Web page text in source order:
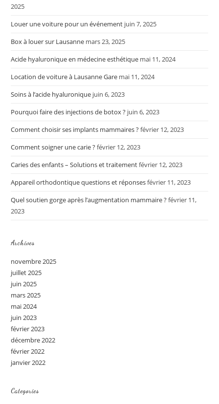
2025
Louer une voiture pour un événement juin 7, 2025
Box à louer sur Lausanne mars 23, 2025
Acide hyaluronique en médecine esthétique mai 11, 2024
Location de voiture à Lausanne Gare mai 11, 2024
Soins à l’acide hyaluronique juin 6, 2023
Pourquoi faire des injections de botox ? juin 6, 2023
Comment choisir ses implants mammaires ?février 12, 2023
Comment soigner une carie ?février 12, 2023
Caries des enfants – Solutions et traitementfévrier 12, 2023
Appareil orthodontique questions et réponsesfévrier 11, 2023
Quel soutien gorge après l’augmentation mammaire ?février 11,
2023
Archives
novembre 2025
juillet 2025
juin 2025
mars 2025
mai 2024
juin 2023
février 2023
décembre 2022
février 2022
janvier 2022
Categories